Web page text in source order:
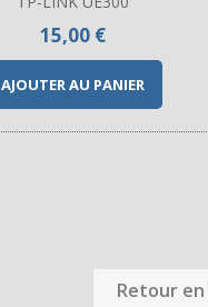
Prix
15,00 €
AJOUTER AU PANIER
Retour